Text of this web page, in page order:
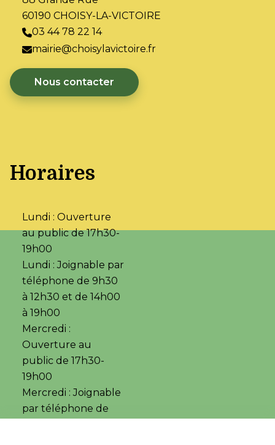
60190 CHOISY-LA-VICTOIRE
03 44 78 22 14
mairie@choisylavictoire.fr
Nous contacter
Horaires
Lundi : Ouverture
au public de 17h30-
19h00
Lundi : Joignable par
téléphone de 9h30
à 12h30 et de 14h00
à 19h00
Mercredi :
Ouverture au
public de 17h30-
19h00
Mercredi : Joignable
par téléphone de